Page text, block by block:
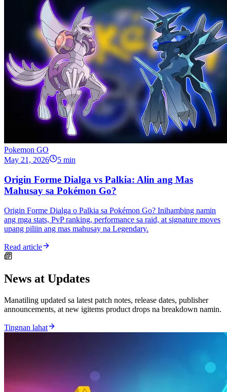
Pokemon GO
May 21, 2026
5 min
Origin Forme Dialga vs Palkia: Alin ang Mas
Mahusay sa Pokémon Go?
Origin Forme Dialga o Palkia sa Pokémon Go? Inihambing namin
ang mga stats, PvP ranking, performance sa raid, at signature moves
upang piliin ang mas mahusay na Legendary.
Read article
News at Updates
Manatiling updated sa latest patch notes, release dates, publisher
announcements, at new igitems product drops na breakdown namin.
Tingnan lahat